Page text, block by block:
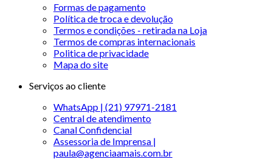
Formas de pagamento
Política de troca e devolução
Termos e condições - retirada na Loja
Termos de compras internacionais
Politica de privacidade
Mapa do site
Serviços ao cliente
WhatsApp | (21) 97971-2181
Central de atendimento
Canal Confidencial
Assessoria de Imprensa |
paula@agenciaamais.com.br